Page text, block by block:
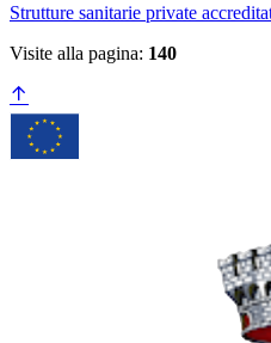
Strutture sanitarie private
Visite alla pagina: 140